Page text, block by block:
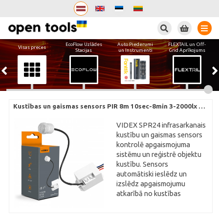
Visas preces
EcoFlow Uzlādes
Stacijas
Auto Piederumi
un Instrumenti
FLEXTAIL un Off-
Grid Aprīkojums
Kustības
VIDEX SPR24 infrasarkanais
kustību un gaismas sensors
kontrolē apgaismojuma
sistēmu un reģistrē objektu
kustību. Sensors
automātiski ieslēdz un
izslēdz apgaismojumu
atkarībā no kustības